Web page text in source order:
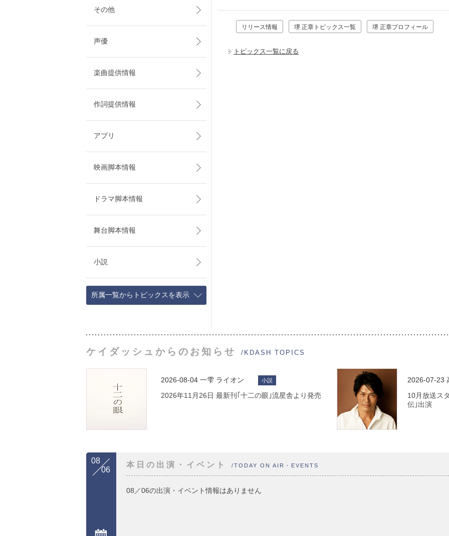
リリース情報 堺 正章トピックス一覧 堺 正章プロフィール
トピックス一覧に戻る
その他
声優
楽曲提供情報
作詞提供情報
アプリ
映画脚本情報
ドラマ脚本情報
舞台脚本情報
小説
所属一覧からトピックスを表示
ケイダッシュからのお知らせ /KDASH TOPICS
2026-08-04 一雫 ライオン 小説
2026年11月26日 最新刊｢十二の眼｣流星舎より発売
2026-07-23
10月放送ス
伝｣出演
08
06
本日の出演・イベント /TODAY ON AIR・EVENTS
08／06の出演・イベント情報はありません